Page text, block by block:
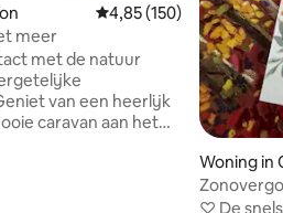
Gemiddelde beoordeling
4,85 (150)
meer
met de natuur
van een heerlijk
caravan aan het
Woning in
rustige
♡ De